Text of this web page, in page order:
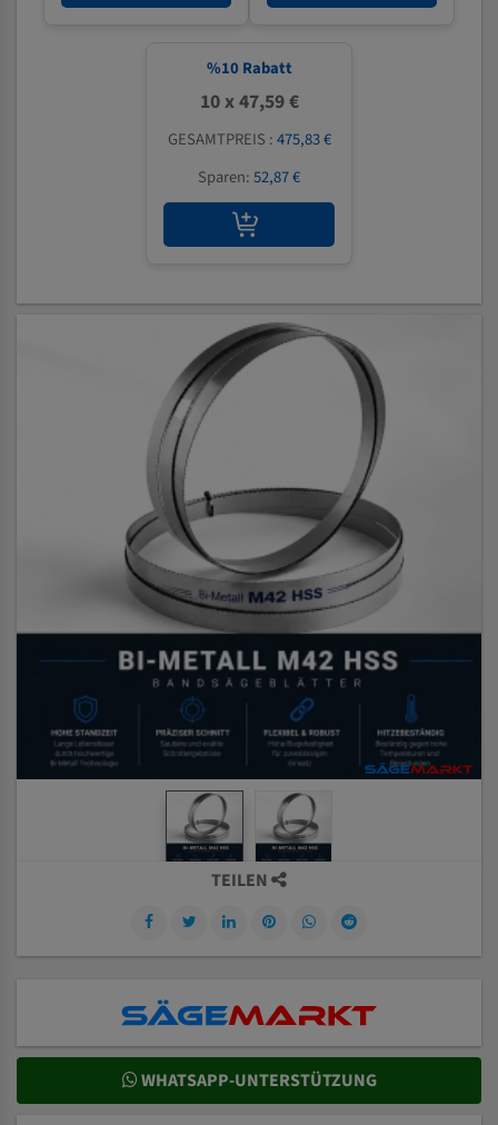
%10 Rabatt
10 x 47,59 €
GESAMTPREIS :475,83 €
Sparen:52,87 €
TEILEN
WHATSAPP-UNTERSTÜTZUNG